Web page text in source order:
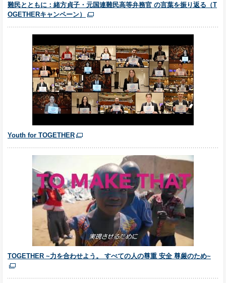
難民とともに：緒方貞子・元国連難民高等弁務官 の言葉を振り返る（T
OGETHERキャンペーン）
Youth for TOGETHER
TOGETHER ~力を合わせよう。 すべての人の尊重 安全 尊厳のため~